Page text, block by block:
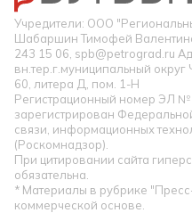
Учредители: ООО
Шабаршин Тимофей
243 15 06, spb@petrograd.ru
вн.тер.г.муниципальный округ
60, литера Д, пом. 1-Н
Регистрационный номер ЭЛ
зарегистрирован
связи, информационных
(Роскомнадзор).
При цитировании сайта
обязательна.
* Материалы в рубрике
коммерческой основе.